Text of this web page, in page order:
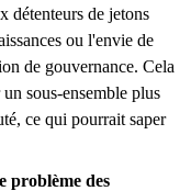
détenteurs de jetons
ou l'envie de
de gouvernance. Cela
sous-ensemble plus
ce qui pourrait saper
problème des